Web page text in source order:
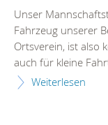
Unser
Fahrzeug unserer
Ortsverein, ist also
auch für kleine
Weiterlesen